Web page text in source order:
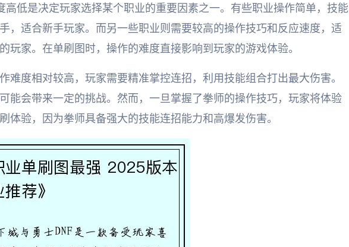
高低是决定玩家选择某个职业的重要因素之一。有些职业操作简单，技能
，适合新手玩家。而另一些职业则需要较高的操作技巧和反应速度，适
玩家。在单刷图时，操作的难度直接影响到玩家的游戏体验。
难度相对较高，玩家需要精准掌控连招，利用技能组合打出最大伤害。
能会带来一定的挑战。然而，一旦掌握了拳师的操作技巧，玩家将体验
体验，因为拳师具备强大的技能连招能力和高爆发伤害。